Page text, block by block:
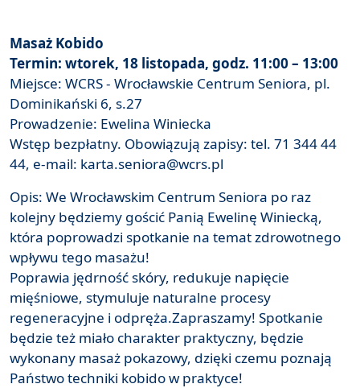
Masaż Kobido
Termin: wtorek, 18 listopada, godz. 11:00 – 13:00
Miejsce: WCRS - Wrocławskie Centrum Seniora, pl.
Dominikański 6, s.27
Prowadzenie: Ewelina Winiecka
Wstęp bezpłatny. Obowiązują zapisy: tel. 71 344 44
44, e-mail: karta.seniora@wcrs.pl
Opis: We Wrocławskim Centrum Seniora po raz
kolejny będziemy gościć Panią Ewelinę Winiecką,
która poprowadzi spotkanie na temat zdrowotnego
wpływu tego masażu!
Poprawia jędrność skóry, redukuje napięcie
mięśniowe, stymuluje naturalne procesy
regeneracyjne i odpręża.Zapraszamy! Spotkanie
będzie też miało charakter praktyczny, będzie
wykonany masaż pokazowy, dzięki czemu poznają
Państwo techniki kobido w praktyce!